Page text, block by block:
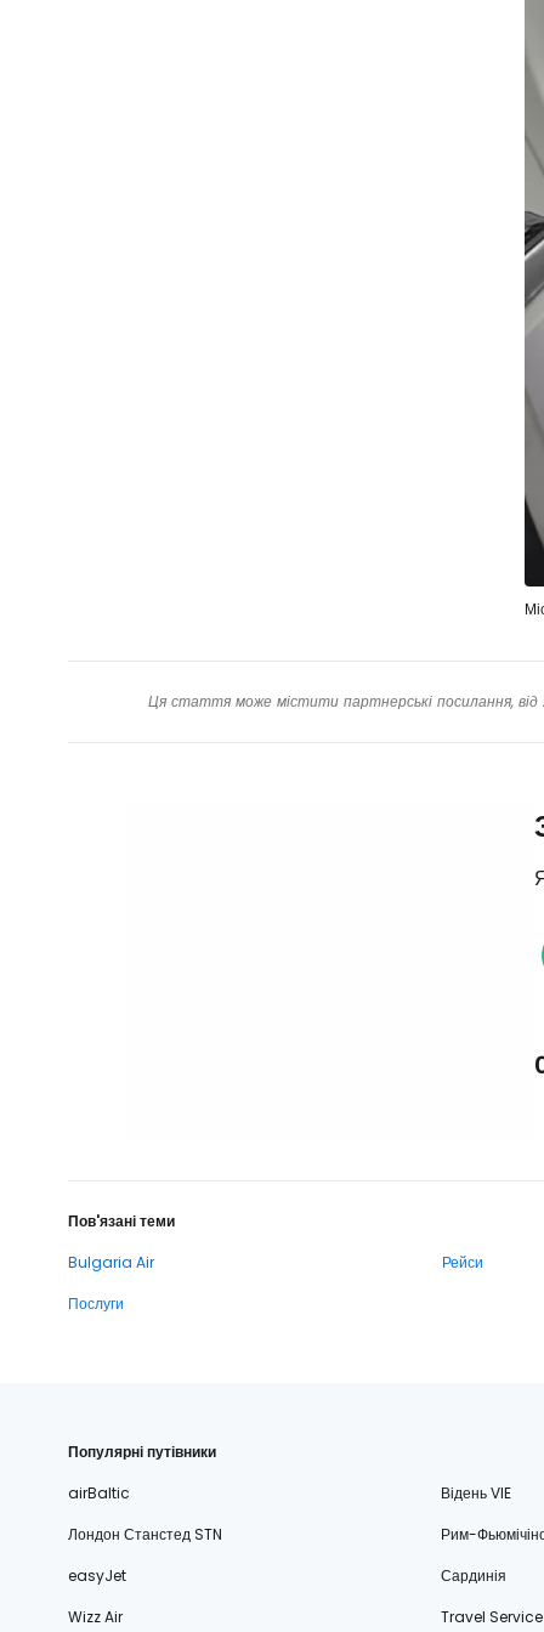
Ця стаття може містити партнерські посилання,
Пов'язані теми
Bulgaria Air
Рейси
Послуги
Популярні путівники
airBaltic
Відень VIE
Лондон Станстед STN
Рим-
easyJet
Сардинія
Wizz Air
Travel Service